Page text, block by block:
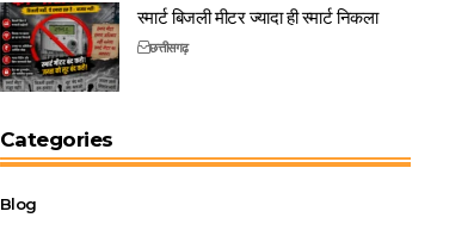
स्मार्ट बिजली मीटर ज्यादा ही स्मार्ट निकला
छत्तीसगढ़
Categories
Blog